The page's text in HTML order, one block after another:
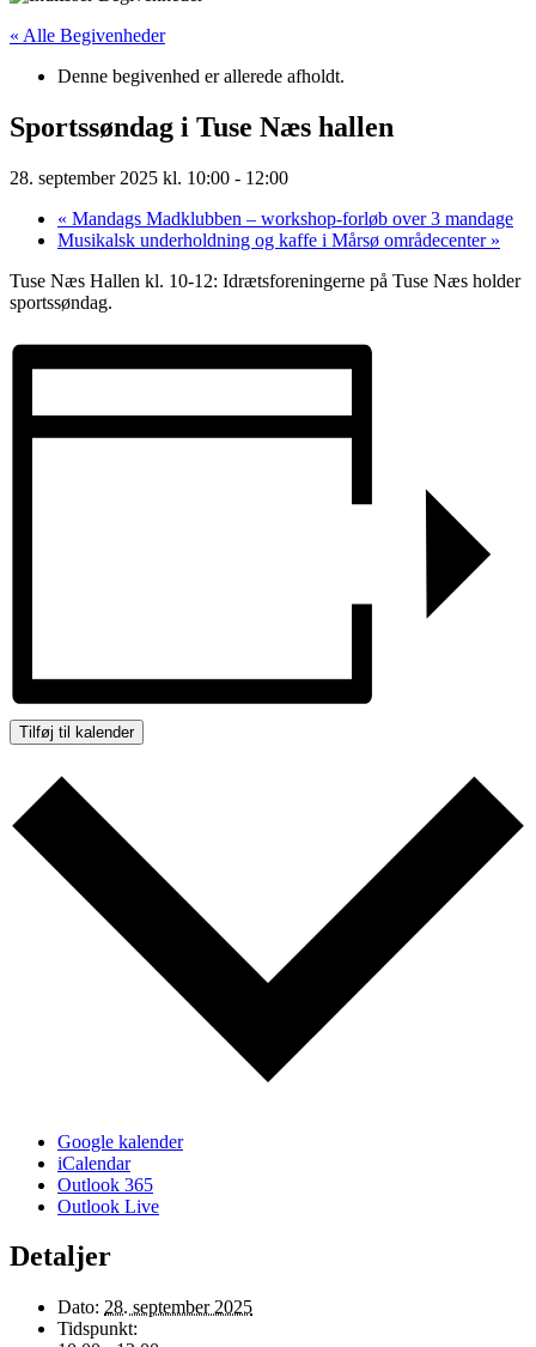
« Alle Begivenheder
Denne begivenhed er allerede afholdt.
Sportssøndag i Tuse Næs hallen
28. september 2025 kl. 10:00 - 12:00
« Mandags Madklubben – workshop-forløb over 3 mandage
Musikalsk underholdning og kaffe i Mårsø områdecenter »
Tuse Næs Hallen kl. 10-12: Idrætsforeningerne på Tuse Næs holder
sportssøndag.
Tilføj til kalender
Google kalender
iCalendar
Outlook 365
Outlook Live
Detaljer
Dato: 28. september 2025
Tidspunkt: